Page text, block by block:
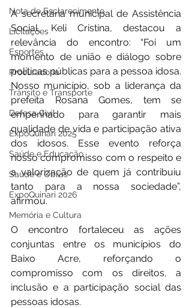
Nota de Esclarecimento
Licitações
Esportes
Procuradoria
Trânsito e Transporte
Defesa Civil
ExpoQuinari 2025
Saúde e Educação
Saúde e Obras
ExpoQuinari 2026
Memória e Cultura
A secretária municipal de Assistência
Social, Keli Cristina, destacou a
relevância do encontro: “Foi um
momento de união e diálogo sobre
políticas públicas para a pessoa idosa.
Nosso município, sob a liderança da
prefeita Rosana Gomes, tem se
empenhado para garantir mais
qualidade de vida e participação ativa
dos idosos. Esse evento reforça
nosso compromisso com o respeito e
a valorização de quem já contribuiu
tanto para a nossa sociedade”,
afirmou.
O encontro fortaleceu as ações
conjuntas entre os municípios do
Baixo Acre, reforçando o
compromisso com os direitos, a
inclusão e a participação social das
pessoas idosas.